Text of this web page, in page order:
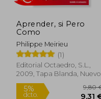
Aprender, si Pero
Como
Philippe Meirieu
(1)
Editorial Octaedro, S.L.,
2009, Tapa Blanda, Nuevo